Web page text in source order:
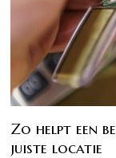
Zo helpt een
juiste locatie